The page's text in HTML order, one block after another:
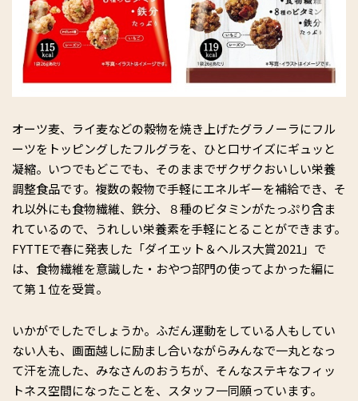
オーツ麦、ライ麦などの穀物を焼き上げたグラノーラにフル
ーツをトッピングしたフルグラを、ひと口サイズにギュッと
凝縮。いつでもどこでも、そのままでザクザクおいしい栄養
調整食品です。複数の穀物で手軽にエネルギーを補給でき、そ
れ以外にも食物繊維、鉄分、８種のビタミンがたっぷり含ま
れているので、うれしい栄養素を手軽にとることができます。
FYTTEで春に発表した「ダイエット＆ヘルス大賞2021」で
は、食物繊維を意識した・おやつ部門の使ってよかった編に
て第１位を受賞。
いかがでしたでしょうか。ふだん運動をしている人もしてい
ない人も、画面越しに励まし合いながらみんなで一丸となっ
て汗を流した、みなさんのおうちが、そんなステキなフィッ
トネス空間になったことを、スタッフ一同願っています。